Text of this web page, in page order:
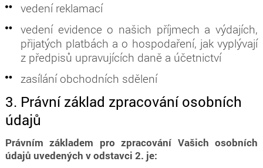
vedení reklamací
vedení evidence o našich příjmech a výdajích,
přijatých platbách a o hospodaření, jak vyplývají
z předpisů upravujících daně a účetnictví
zasílání obchodních sdělení
3. Právní základ zpracování osobních
údajů
Právním základem pro zpracování Vašich osobních
údajů uvedených v odstavci 2. je: